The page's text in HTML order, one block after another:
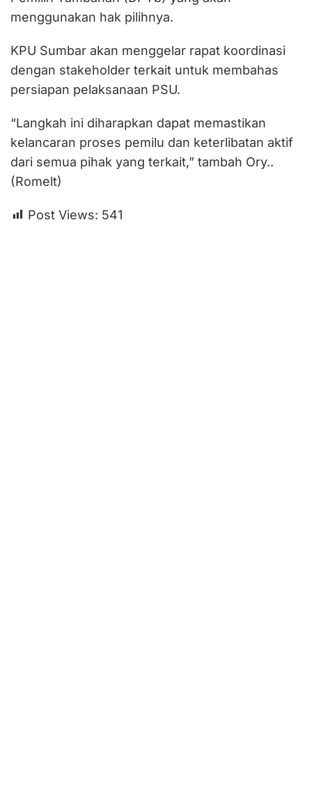
menggunakan hak pilihnya.
KPU Sumbar akan menggelar rapat koordinasi
dengan stakeholder terkait untuk membahas
persiapan pelaksanaan PSU.
“Langkah ini diharapkan dapat memastikan
kelancaran proses pemilu dan keterlibatan aktif
dari semua pihak yang terkait,” tambah Ory..
(Romelt)
Post Views: 541